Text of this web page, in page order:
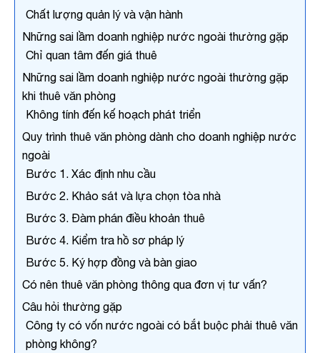
Chất lượng quản lý và vận hành
Những sai lầm doanh nghiệp nước ngoài thường gặp
Chỉ quan tâm đến giá thuê
Những sai lầm doanh nghiệp nước ngoài thường gặp
khi thuê văn phòng
Không tính đến kế hoạch phát triển
Quy trình thuê văn phòng dành cho doanh nghiệp nước
ngoài
Bước 1. Xác định nhu cầu
Bước 2. Khảo sát và lựa chọn tòa nhà
Bước 3. Đàm phán điều khoản thuê
Bước 4. Kiểm tra hồ sơ pháp lý
Bước 5. Ký hợp đồng và bàn giao
Có nên thuê văn phòng thông qua đơn vị tư vấn?
Câu hỏi thường gặp
Công ty có vốn nước ngoài có bắt buộc phải thuê văn
phòng không?
Họ và tên
Số điện thoại
Email công việc
Chi tiết nhu cầu
x